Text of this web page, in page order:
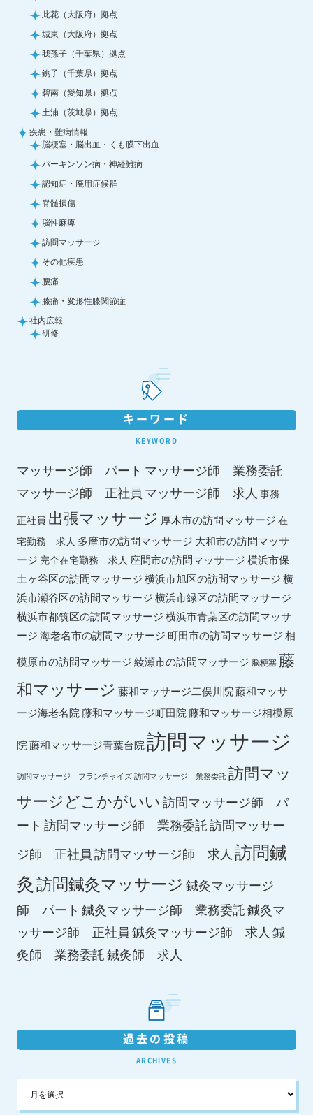
此花（大阪府）拠点
城東（大阪府）拠点
我孫子（千葉県）拠点
銚子（千葉県）拠点
碧南（愛知県）拠点
土浦（茨城県）拠点
疾患・難病情報
脳梗塞・脳出血・くも膜下出血
パーキンソン病・神経難病
認知症・廃用症候群
脊髄損傷
脳性麻痺
訪問マッサージ
その他疾患
腰痛
膝痛・変形性膝関節症
社内広報
研修
キーワード
KEYWORD
マッサージ師 パート マッサージ師 業務委託
マッサージ師 正社員 マッサージ師 求人 事務
正社員 出張マッサージ 厚木市の訪問マッサージ 在
宅勤務 求人 多摩市の訪問マッサージ 大和市の訪問マッサ
ージ 完全在宅勤務 求人 座間市の訪問マッサージ横浜市保
土ヶ谷区の訪問マッサージ横浜市旭区の訪問マッサージ横
浜市瀬谷区の訪問マッサージ横浜市緑区の訪問マッサージ
横浜市都筑区の訪問マッサージ横浜市青葉区の訪問マッサ
ージ海老名市の訪問マッサージ町田市の訪問マッサージ相
模原市の訪問マッサージ綾瀬市の訪問マッサージ 脳梗塞藤
和マッサージ 藤和マッサージ二俣川院藤和マッサ
ージ海老名院藤和マッサージ町田院藤和マッサージ相模原
院藤和マッサージ青葉台院訪問マッサージ
訪問マッサージ フランチャイズ 訪問マッサージ 業務委託 訪問マッ
サージどこかがいい 訪問マッサージ師 パ
ート 訪問マッサージ師 業務委託訪問マッサー
ジ師 正社員 訪問マッサージ師 求人 訪問鍼
灸訪問鍼灸マッサージ 鍼灸マッサージ
師 パート 鍼灸マッサージ師 業務委託鍼灸マ
ッサージ師 正社員 鍼灸マッサージ師 求人 鍼
灸師 業務委託鍼灸師 求人
過去の投稿
ARCHIVES